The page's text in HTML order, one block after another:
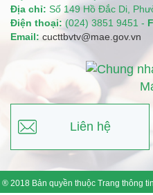
Địa chỉ: Số 149 Hồ Đắc Di,
Điện thoại: (024) 3851 9451 -
Email: cucttbvtv@mae.gov.vn
Liên hệ
® 2018 Bản quyền thuộc Trang thông